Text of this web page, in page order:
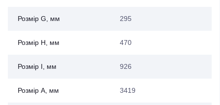
Розмір G, мм 295
Розмір H, мм 470
Розмір I, мм 926
Розмір А, мм 3419